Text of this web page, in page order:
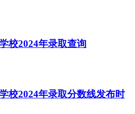
校2024年录取查询
校2024年录取分数线发布时